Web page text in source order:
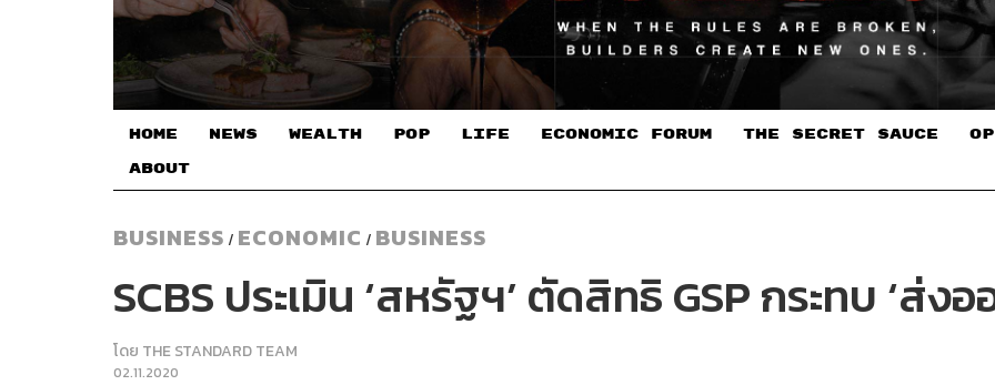
HOME NEWS WEALTH POP LIFE ECONOMIC FORUM THE SECRET SAUCE​
ABOUT
BUSINESS / ECONOMIC / BUSINESS
SCBS ประเมิน ‘สหรัฐฯ’ ตัดสิทธิ GSP กระทบ ‘ส่ง
โดย THE STANDARD TEAM
02.11.2020